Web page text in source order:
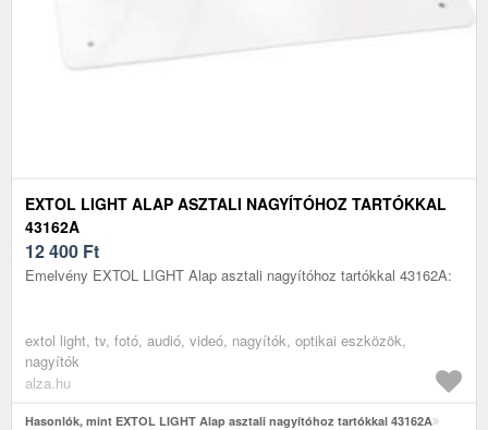
EXTOL LIGHT ALAP ASZTALI NAGYÍTÓHOZ TARTÓKKAL
43162A
12 400 Ft
Emelvény EXTOL LIGHT Alap asztali nagyítóhoz tartókkal 43162A:
extol light, tv, fotó, audió, videó, nagyítók, optikai eszközök,
nagyítók
alza.hu
Hasonlók, mint EXTOL LIGHT Alap asztali nagyítóhoz tartókkal 43162A